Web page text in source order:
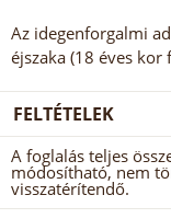
Az idegenforgalmi
éjszaka (18 éves kor
FELTÉTELEK
A foglalás teljes
módosítható, nem
visszatérítendő.